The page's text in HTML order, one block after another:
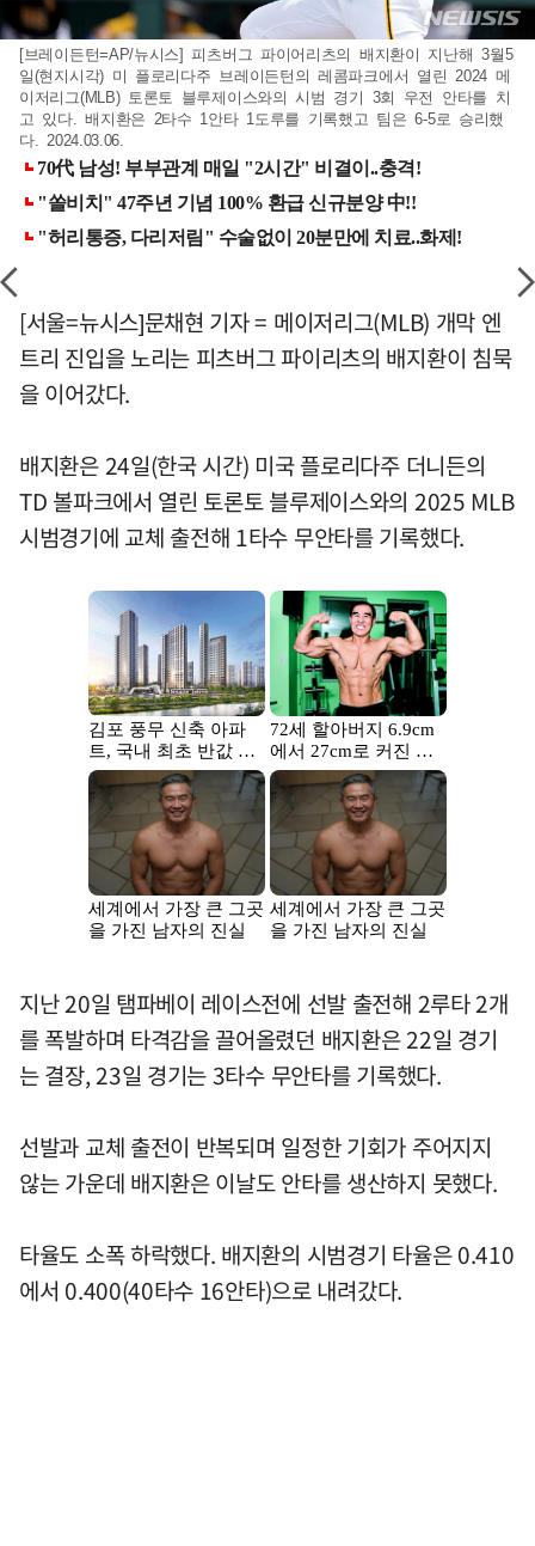
[브레이든턴=AP/뉴시스] 피츠버그 파이어리츠의 배지환이 지난해 3월5
일(현지시각) 미 플로리다주 브레이든턴의 레콤파크에서 열린 2024 메
이저리그(MLB) 토론토 블루제이스와의 시범 경기 3회 우전 안타를 치
고 있다. 배지환은 2타수 1안타 1도루를 기록했고 팀은 6-5로 승리했
다. 2024.03.06.
[서울=뉴시스]문채현 기자 = 메이저리그(MLB) 개막 엔
트리 진입을 노리는 피츠버그 파이리츠의 배지환이 침묵
을 이어갔다.
배지환은 24일(한국 시간) 미국 플로리다주 더니든의
TD 볼파크에서 열린 토론토 블루제이스와의 2025 MLB
시범경기에 교체 출전해 1타수 무안타를 기록했다.
지난 20일 탬파베이 레이스전에 선발 출전해 2루타 2개
를 폭발하며 타격감을 끌어올렸던 배지환은 22일 경기
는 결장, 23일 경기는 3타수 무안타를 기록했다.
선발과 교체 출전이 반복되며 일정한 기회가 주어지지
않는 가운데 배지환은 이날도 안타를 생산하지 못했다.
타율도 소폭 하락했다. 배지환의 시범경기 타율은 0.410
에서 0.400(40타수 16안타)으로 내려갔다.